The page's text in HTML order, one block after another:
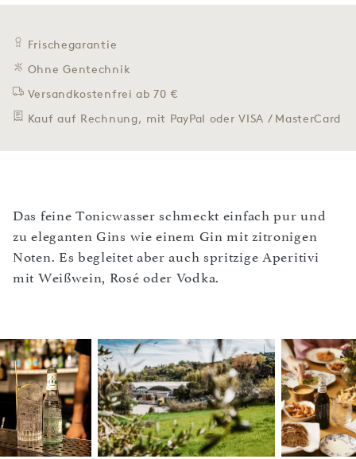
Frischegarantie
Ohne Gentechnik
Versandkostenfrei ab 70 €
Kauf auf Rechnung, mit PayPal oder VISA / MasterCard
Das feine Tonicwasser schmeckt einfach pur und
zu eleganten Gins wie einem Gin mit zitronigen
Noten. Es begleitet aber auch spritzige Aperitivi
mit Weißwein, Rosé oder Vodka.